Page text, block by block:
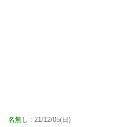
名無し : 21/12/05(日)